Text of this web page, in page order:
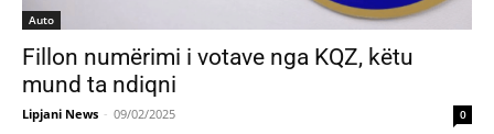
Auto
Fillon numërimi i votave nga KQZ, këtu
mund ta ndiqni
Lipjani News - 09/02/2025 0